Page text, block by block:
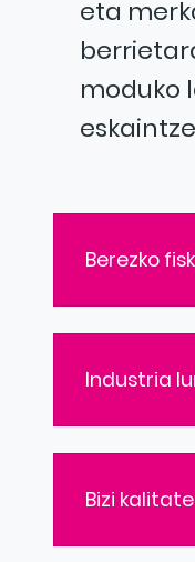
eta
moduko
Berezko
Industria
Bizi